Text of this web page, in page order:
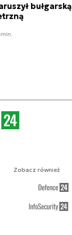
bułgarską
Zobacz również